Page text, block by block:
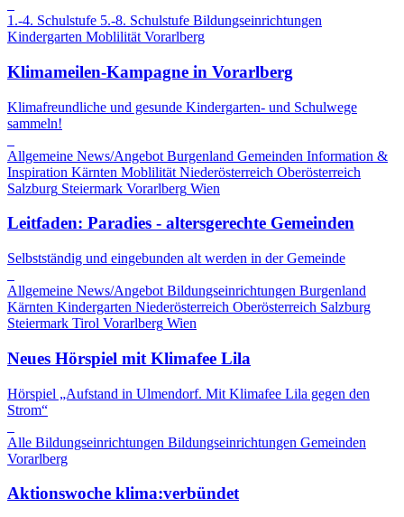
1.-4. Schulstufe 5.-8. Schulstufe Bildungseinrichtungen
Kindergarten Moblilität Vorarlberg
Klimameilen-Kampagne in Vorarlberg
Klimafreundliche und gesunde Kindergarten- und Schulwege
sammeln!
Allgemeine News/Angebot Burgenland Gemeinden Information &
Inspiration Kärnten Moblilität Niederösterreich Oberösterreich
Salzburg Steiermark Vorarlberg Wien
Leitfaden: Paradies - altersgerechte Gemeinden
Selbstständig und eingebunden alt werden in der Gemeinde
Allgemeine News/Angebot Bildungseinrichtungen Burgenland
Kärnten Kindergarten Niederösterreich Oberösterreich Salzburg
Steiermark Tirol Vorarlberg Wien
Neues Hörspiel mit Klimafee Lila
Hörspiel „Aufstand in Ulmendorf. Mit Klimafee Lila gegen den
Strom“
Alle Bildungseinrichtungen Bildungseinrichtungen Gemeinden
Vorarlberg
Aktionswoche klima:verbündet